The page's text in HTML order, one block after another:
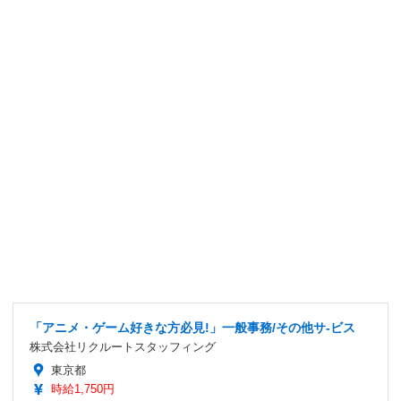
「アニメ・ゲーム好きな方必見!」一般事務/その他サ-ビス
株式会社リクルートスタッフィング
東京都
時給1,750円